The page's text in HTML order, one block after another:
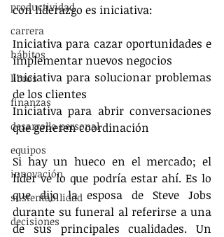
productividad
carrera
hábitos
libros
finanzas
desarrollo personal
equipos
innovación
sustentabilidad
decisiones
con liderazgo es iniciativa:
Iniciativa para cazar oportunidades e
implementar nuevos negocios
Iniciativa para solucionar problemas
de los clientes
Iniciativa para abrir conversaciones
que generen coordinación
Si hay un hueco en el mercado; el
líder ve lo que podría estar ahí. Es lo
que dijo la esposa de Steve Jobs
durante su funeral al referirse a una
de sus principales cualidades. Un